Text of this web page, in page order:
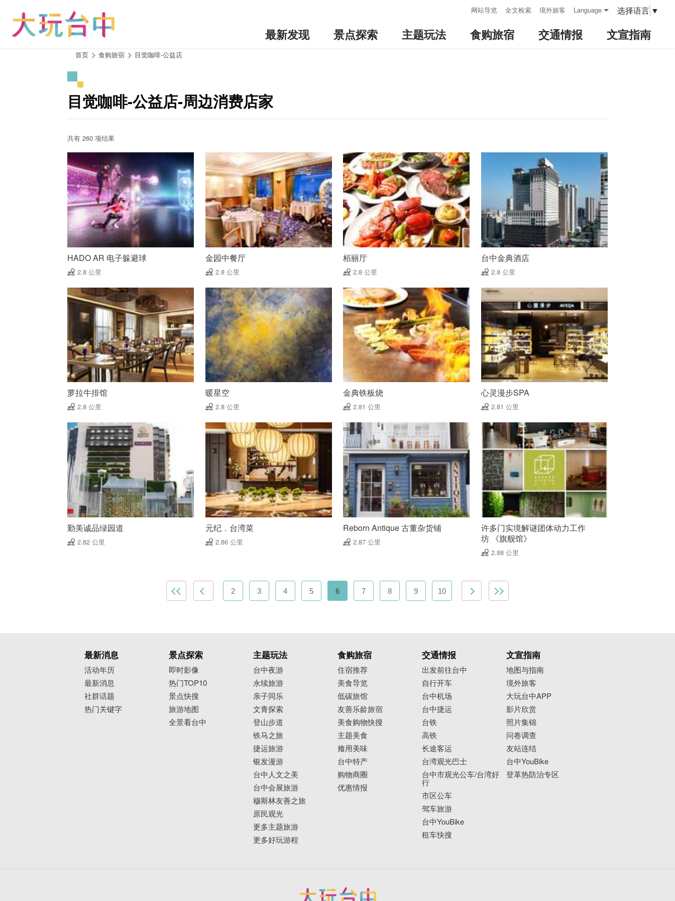
网站导览 全文检索 境外旅客 Language 选择语言 ▼
最新发现 景点探索 主题玩法 食购旅宿 交通情报 文宣指南
首页 食购旅宿 目觉咖啡-公益店
目觉咖啡-公益店-周边消费店家
共有 260 项结果
HADO AR 电子躲避球
2.8 公里
金园中餐厅
2.8 公里
栢丽厅
2.8 公里
台中金典酒店
2.8 公里
萝拉牛排馆
2.8 公里
暖星空
2.8 公里
金典铁板烧
2.81 公里
心灵漫步SPA
2.81 公里
勤美诚品绿园道
2.82 公里
元纪．台湾菜
2.86 公里
Reborn Antique 古董杂货铺
2.87 公里
许多门实境解谜团体动力工作
坊 《旗舰馆》
2.88 公里
2 3 4 5 6 7 8 9 10
最新消息
活动年历
最新消息
社群话题
热门关键字
景点探索
即时影像
热门TOP10
景点快搜
旅游地图
全景看台中
主题玩法
台中夜游
永续旅游
亲子同乐
文青探索
登山步道
铁马之旅
捷运旅游
银发漫游
台中人文之美
台中会展旅游
穆斯林友善之旅
原民观光
更多主题旅游
更多好玩游程
食购旅宿
住宿推荐
美食导览
低碳旅馆
友善乐龄旅宿
美食购物快搜
主题美食
飨用美味
台中特产
购物商圈
优惠情报
交通情报
出发前往台中
自行开车
台中机场
台中捷运
台铁
高铁
长途客运
台湾观光巴士
台中市观光公车/台湾好
行
市区公车
驾车旅游
台中YouBike
租车快搜
文宣指南
地图与指南
境外旅客
大玩台中APP
影片欣赏
照片集锦
问卷调查
友站连结
台中YouBike
登革热防治专区